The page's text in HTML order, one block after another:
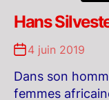
Hans
4 juin 2019
Dans son
femmes